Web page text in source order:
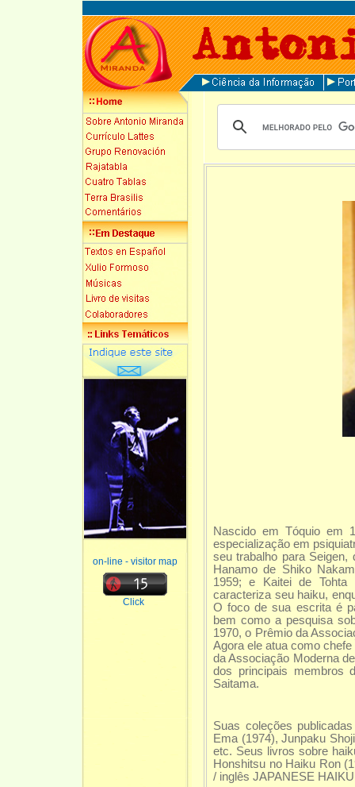
on-line - visitor map
Click
Nascido em Tóquio em
especialização em
seu trabalho para
Hanamo de Shiko
1959; e Kaitei de
caracteriza seu haiku,
O foco de sua escrita é
bem como a pesquisa
1970, o Prêmio da
Agora ele atua como
da Associação Moderna
dos principais membros
Saitama.
Suas coleções
Ema (1974), Junpaku
etc. Seus livros sobre
Honshitsu no Haiku Ron
/ inglês JAPANESE